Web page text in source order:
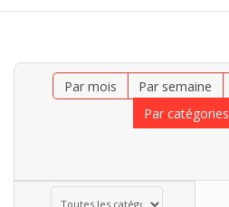
Par mois Par semaine
Par catégories